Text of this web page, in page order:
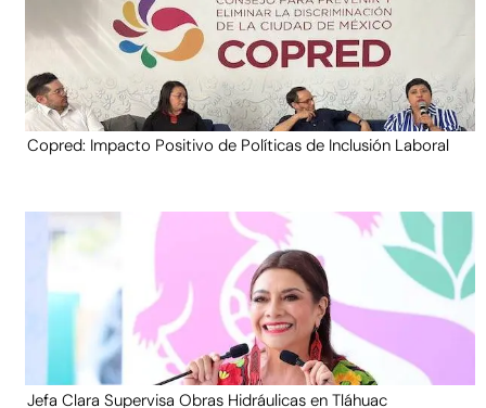
Copred: Impacto Positivo de Políticas de Inclusión Laboral
Jefa Clara Supervisa Obras Hidráulicas en Tláhuac